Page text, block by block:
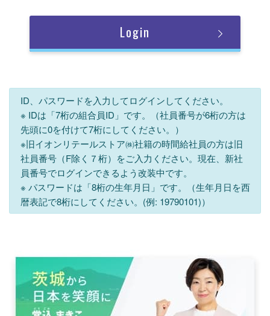
Login
ID、パスワードを入力してログインしてください。
※ IDは「7桁の組合員ID」です。（社員番号が6桁の方は
先頭に0を付けて7桁にしてください。）
※旧イオンリテールストア㈱社籍の時間給社員の方は旧
社員番号（F除く７桁）をご入力ください。現在、新社
員番号でログインできるよう改装中です。
※ パスワードは「8桁の生年月日」です。（生年月日を西
暦表記で8桁にしてください。(例: 19790101)）